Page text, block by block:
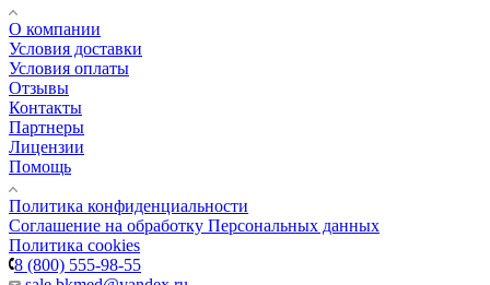
О компании
Условия доставки
Условия оплаты
Отзывы
Контакты
Партнеры
Лицензии
Помощь
Политика конфиденциальности
Соглашение на обработку Персональных данных
Политика cookies
8 (800) 555-98-55